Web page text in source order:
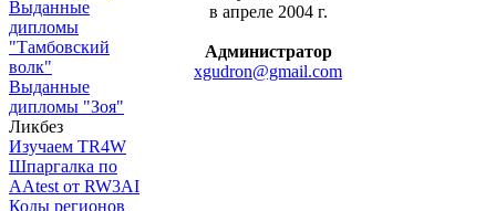
Выданные
дипломы
"Тамбовский
волк"
Выданные
дипломы "Зоя"
Ликбез
Изучаем TR4W
Шпаргалка по
AAtest от RW3AI
Коды регионов
в апреле 2004 г.
Администратор
xgudron@gmail.com